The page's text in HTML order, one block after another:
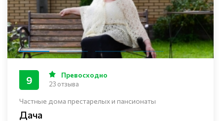
Частные дома престарелых и пансионаты
Дача
9 Превосходно
23 отзыва